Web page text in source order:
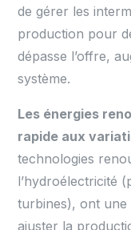
de gérer les
production pour
dépasse l’offre,
système.
Les énergies
rapide aux
technologies
l’hydroélectricité
turbines), ont une
ajuster la